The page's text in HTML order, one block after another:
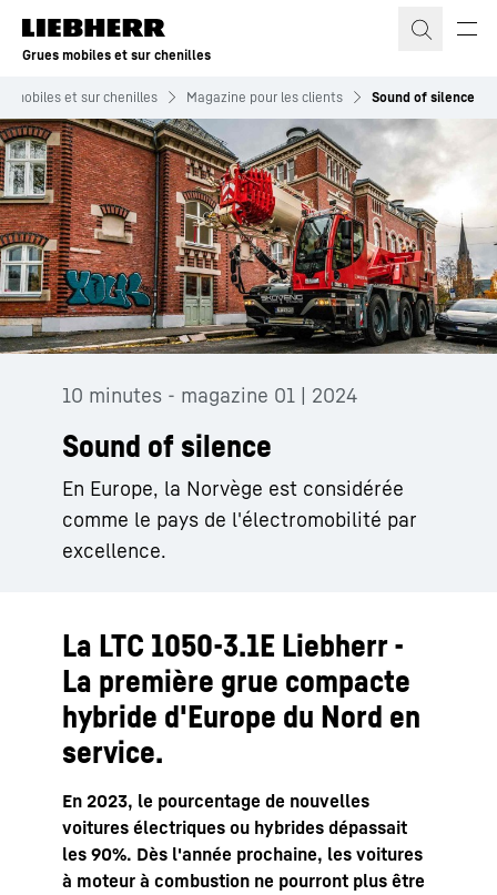
Grues mobiles et sur chenilles
mobiles et sur chenilles Magazine pour les clients Sound of silence
10 minutes - magazine 01 | 2024
Sound of silence
En Europe, la Norvège est considérée
comme le pays de l'électromobilité par
excellence.
La LTC 1050-3.1E Liebherr -
La première grue compacte
hybride d'Europe du Nord en
service.
En 2023, le pourcentage de nouvelles
voitures électriques ou hybrides dépassait
les 90%. Dès l'année prochaine, les voitures
à moteur à combustion ne pourront plus être